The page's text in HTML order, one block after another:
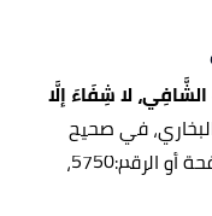
لا شِفَاءَ إلَّا
في صحيح
البخاري، عن عائشة أم المؤمنين، الصفحة أو الرقم:5750،